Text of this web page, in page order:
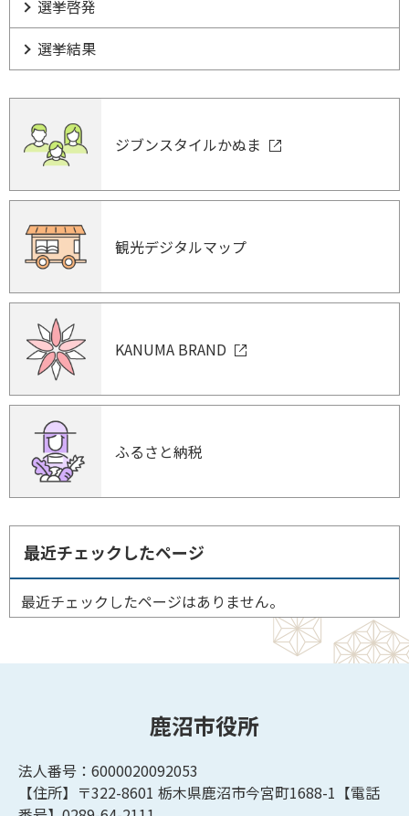
選挙啓発
選挙結果
ジブンスタイルかぬま
観光デジタルマップ
KANUMA BRAND
ふるさと納税
最近チェックしたページ
最近チェックしたページはありません。
鹿沼市役所
法人番号：6000020092053
【住所】〒322-8601 栃木県鹿沼市今宮町1688-1【電話